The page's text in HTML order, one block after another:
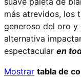
más atrevidos, los
generoso del oro y
alternativa
espectacular en
Mostrar tabla de